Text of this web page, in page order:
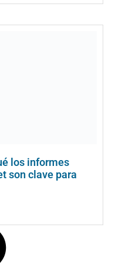
los informes
son clave para